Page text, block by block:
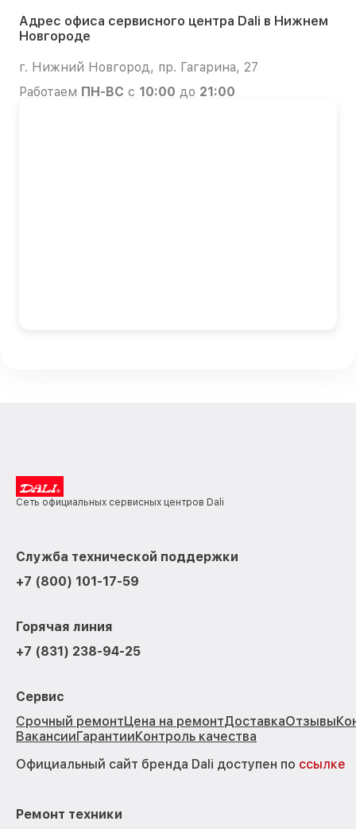
Адрес офиса сервисного центра Dali в Нижнем
Новгороде
г. Нижний Новгород, пр. Гагарина, 27
Работаем ПН-ВС с 10:00 до 21:00
Сеть официальных сервисных центров Dali
Служба технической поддержки
+7 (800) 101-17-59
Горячая линия
+7 (831) 238-94-25
Сервис
Срочный ремонтЦена на ремонтДоставкаОтзывы
ВакансииГарантииКонтроль качества
Официальный сайт бренда Dali доступен по ссылке
Ремонт техники